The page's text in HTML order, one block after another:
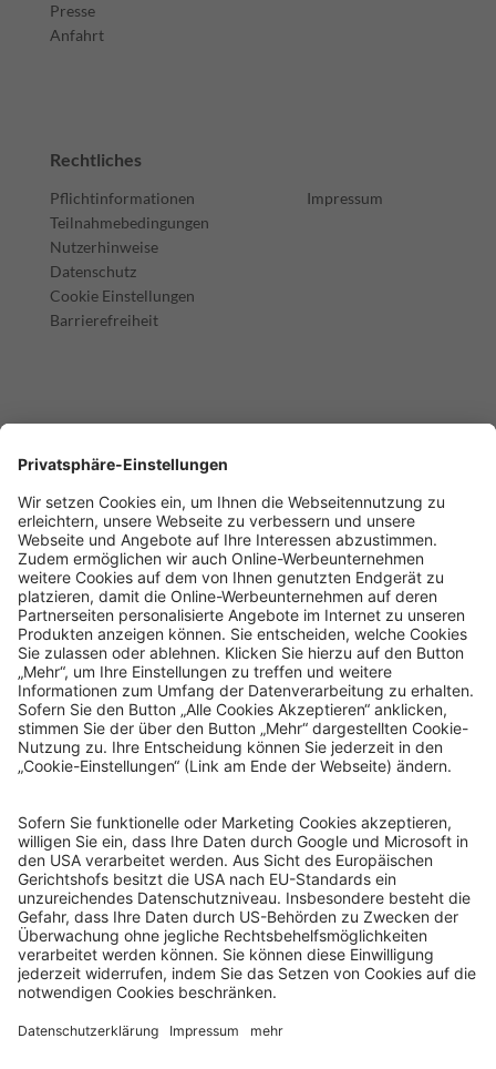
Presse
Anfahrt
Rechtliches
Pflichtinformationen
Teilnahmebedingungen
Nutzerhinweise
Datenschutz
Cookie Einstellungen
Barrierefreiheit
Impressum
© Sachsenlotto 2026
sachsenlotto.de–
das Glück ist so nah.
Alle Angaben ohne Gewähr.
Spielen mit Verantwortung